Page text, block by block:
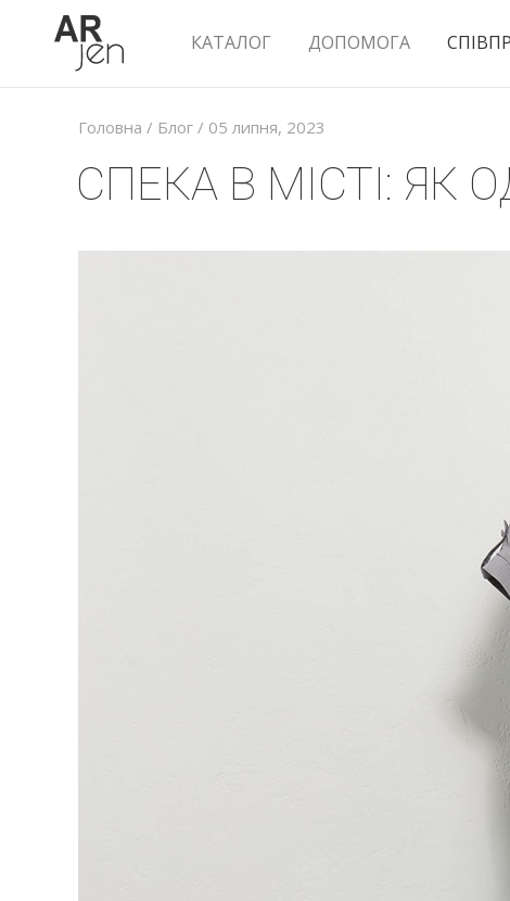
КАТАЛОГ ДОПОМОГА
Головна / Блог / 05 липня, 2023
СПЕКА В МІСТІ: ЯК